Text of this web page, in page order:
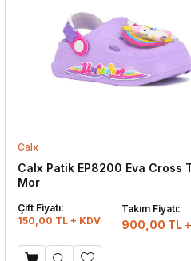
Calx
Calx Patik EP8200 Eva Cross
Mor
Çift Fiyatı:
150,00 TL + KDV
Takım Fiyatı:
900,00 TL